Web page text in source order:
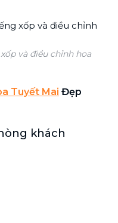
và điều chỉnh hoa
Tuyết Mai Đẹp
khách